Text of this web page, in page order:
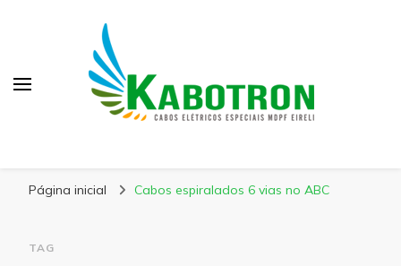
Página inicial Cabos espiralados 6 vias no ABC
TAG